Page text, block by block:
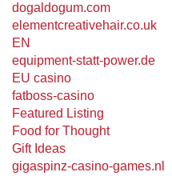
dogaldogum.com
elementcreativehair.co.uk
EN
equipment-statt-power.de
EU casino
fatboss-casino
Featured Listing
Food for Thought
Gift Ideas
gigaspinz-casino-games.nl